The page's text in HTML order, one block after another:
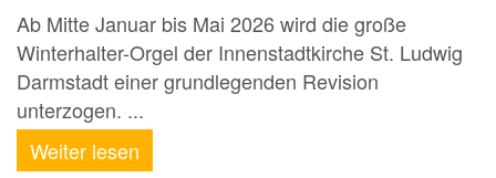
Ab Mitte Januar bis Mai 2026 wird die große
Winterhalter-Orgel der Innenstadtkirche St. Ludwig
Darmstadt einer grundlegenden Revision
unterzogen. ...
Weiter lesen